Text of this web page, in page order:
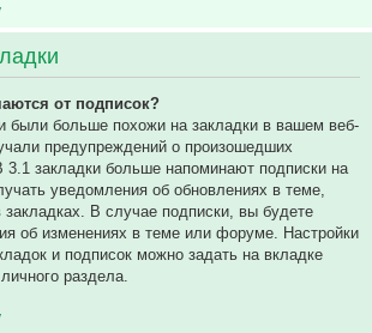
от подписок?
были больше похожи на закладки в вашем веб-
предупреждений о произошедших
3.1 закладки больше напоминают подписки на
уведомления об обновлениях в теме,
В случае подписки, вы будете
об изменениях в теме или форуме. Настройки
и подписок можно задать на вкладке
раздела.